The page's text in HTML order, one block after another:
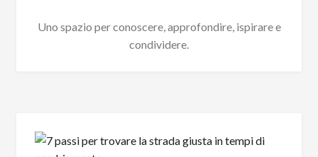
Uno spazio per conoscere, approfondire, ispirare e
condividere.